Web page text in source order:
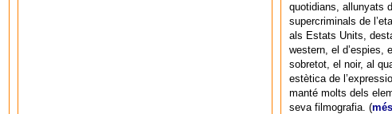
quotidians, allunyats
supercriminals de
als Estats Units,
western, el d’espies,
sobretot, el noir, al
estètica de
manté molts dels
seva filmografia. (